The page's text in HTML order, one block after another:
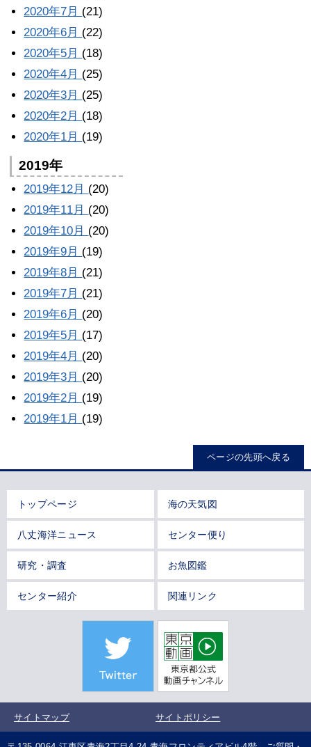
2020年7月 (21)
2020年6月 (22)
2020年5月 (18)
2020年4月 (25)
2020年3月 (25)
2020年2月 (18)
2020年1月 (19)
2019年
2019年12月 (20)
2019年11月 (20)
2019年10月 (20)
2019年9月 (19)
2019年8月 (21)
2019年7月 (21)
2019年6月 (20)
2019年5月 (17)
2019年4月 (20)
2019年3月 (20)
2019年2月 (19)
2019年1月 (19)
ページの先頭へ戻る
トップページ 海の天気図
八丈海洋ニュース センター便り
研究・調査 お魚図鑑
センター紹介 関連リンク
サイトマップ サイトポリシー